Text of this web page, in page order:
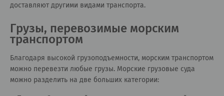
доставляют другими видами транспорта.
Грузы, перевозимые морским
транспортом
Благодаря высокой грузоподъемности, морским транспортом
можно перевезти любые грузы. Морские грузовые суда
можно разделить на две больших категории: